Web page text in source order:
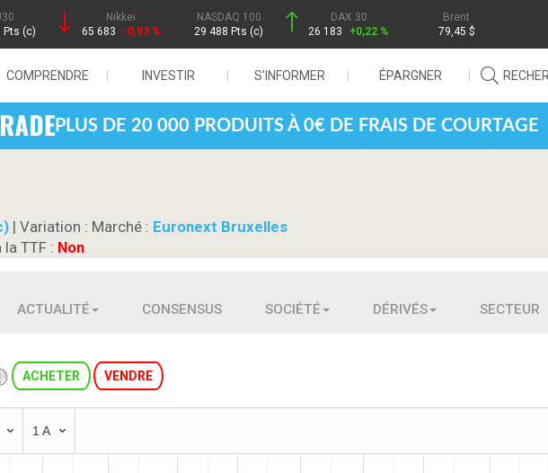
Pts (c)
Nikkei
65 683
-0,93 %
NASDAQ 100
29 488 Pts (c)
DAX 30
26 183
+0,22 %
Brent
79,45 $
COMPRENDRE INVESTIR S'INFORMER ÉPARGNER
PLUS DE 20 000 PRODUITS À 0€ DE FRAIS DE COURTAGE
| Variation : Marché : Euronext Bruxelles
la TTF : Non
ACTUALITÉ CONSENSUS SOCIÉTÉ DÉRIVÉS SECTEUR
ACHETER VENDRE